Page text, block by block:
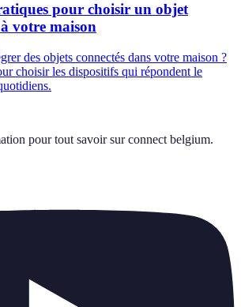
pour choisir un objet
votre maison
des objets connectés dans votre maison ?
choisir les dispositifs qui répondent le
pour tout savoir sur connect belgium.